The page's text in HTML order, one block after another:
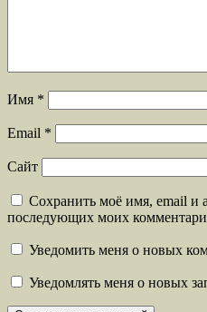
Имя *
Email *
Сайт
Сохранить моё имя, email и
последующих моих
Уведомить меня о новых
Уведомлять меня о новых